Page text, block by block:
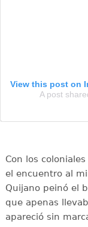
View this post on
A post
Con los
el encuentro al
Quijano peinó el
que apenas
apareció sin